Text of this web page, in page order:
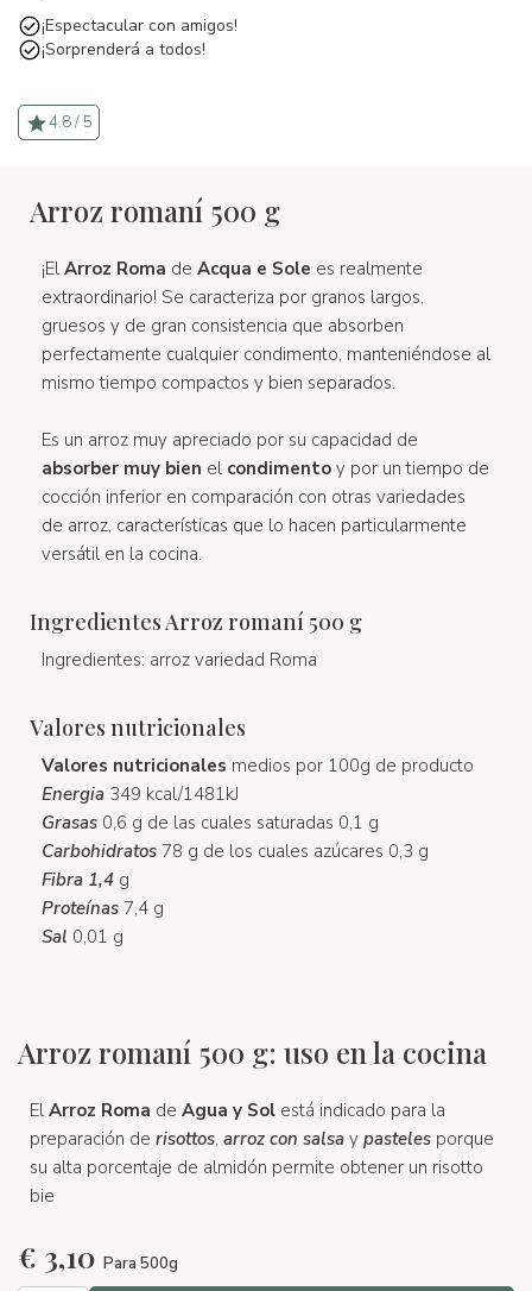
¡Espectacular con amigos!
¡Sorprenderá a todos!
4.8 / 5
Arroz romaní 500 g
¡El Arroz Roma de Acqua e Sole es realmente
extraordinario! Se caracteriza por granos largos,
gruesos y de gran consistencia que absorben
perfectamente cualquier condimento, manteniéndose al
mismo tiempo compactos y bien separados.
Es un arroz muy apreciado por su capacidad de
absorber muy bien el condimento y por un tiempo de
cocción inferior en comparación con otras variedades
de arroz, características que lo hacen particularmente
versátil en la cocina.
Ingredientes Arroz romaní 500 g
Ingredientes: arroz variedad Roma
Valores nutricionales
Valores nutricionales medios por 100g de producto
Energia 349 kcal/1481kJ
Grasas 0,6 g de las cuales saturadas 0,1 g
Carbohidratos 78 g de los cuales azúcares 0,3 g
Fibra 1,4 g
Proteínas 7,4 g
Sal 0,01 g
Arroz romaní 500 g: uso en la cocina
El Arroz Roma de Agua y Sol está indicado para la
preparación de risottos, arroz con salsa y pasteles porque
su alta porcentaje de almidón permite obtener un risotto
bie
€ 3,10 Para 500g